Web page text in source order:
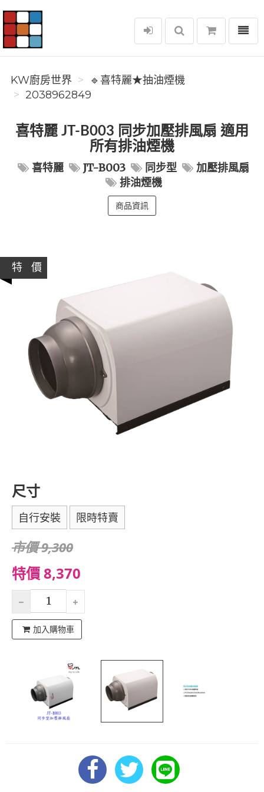
KW廚房世界
選單
KW廚房世界
🔹喜特麗★抽油煙機
2038962849
喜特麗 JT-B003 同步加壓排風扇 適用
所有排油煙機
喜特麗 JT-B003 同步型
加壓排風扇
排油煙機
商品資訊
特 價
尺寸
自行安裝 限時特賣
市價 9,300
特價 8,370
加入購物車